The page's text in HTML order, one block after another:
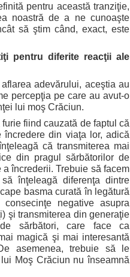
pentru această tranziţie,
noastră de a ne cunoaşte
să ştim când, exact, este
pentru diferite reacţii ale
adevărului, aceştia au
percepţia pe care au avut-o
lui moş Crăciun.
fiind cauzată de faptul că
din viaţa lor, adică
că transmiterea mai
din pragul sărbătorilor de
încrederii. Trebuie să facem
înţeleagă diferenţa dintre
basma curată în legătură
negative asupra
şi transmiterea din generaţie
sărbători, care face ca
magică şi mai interesantă
asemenea, trebuie să le
Moş Crăciun nu înseamnă